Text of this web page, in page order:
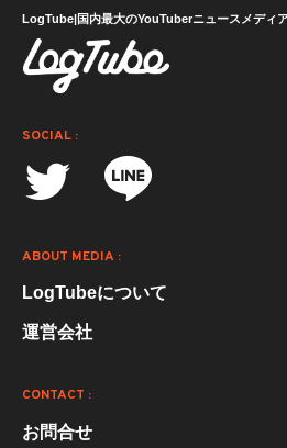
LogTube|国内最大のYouTuberニュースメディ
SOCIAL :
ABOUT MEDIA :
LogTubeについて
運営会社
CONTACT :
お問合せ